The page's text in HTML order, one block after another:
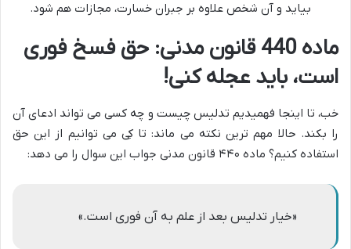
بیاید و آن شخص علاوه بر جبران خسارت، مجازات هم شود.
ماده 440 قانون مدنی: حق فسخ فوری
است، باید عجله کنی!
خب، تا اینجا فهمیدیم تدلیس چیست و چه کسی می تواند ادعای آن
را بکند. حالا مهم ترین نکته می ماند: تا کِی می توانیم از این حق
استفاده کنیم؟ ماده ۴۴۰ قانون مدنی جواب این سوال را می دهد:
«خیار تدلیس بعد از علم به آن فوری است.»